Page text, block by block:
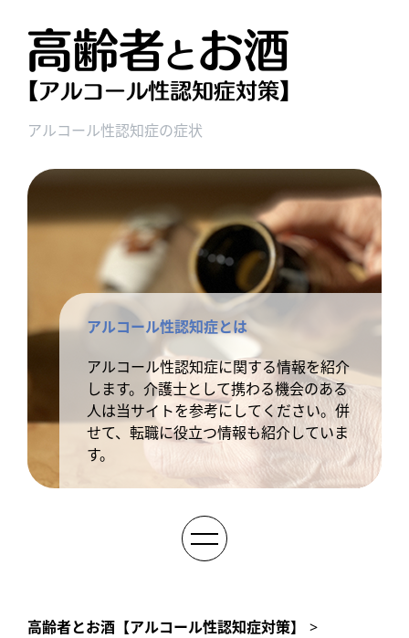
アルコール性認知症の症状
アルコール性認知症とは
アルコール性認知症に関する情報を紹介
します。介護士として携わる機会のある
人は当サイトを参考にしてください。併
せて、転職に役立つ情報も紹介していま
す。
高齢者とお酒【アルコール性認知症対策】
>